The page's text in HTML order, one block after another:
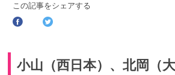
この記事をシェアする
小山（西日本）、北岡（